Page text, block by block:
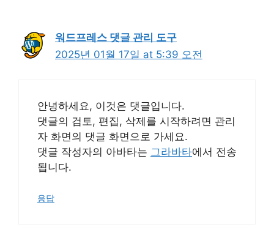
워드프레스 댓글 관리 도구
2025년 01월 17일 at 5:39 오전
안녕하세요, 이것은 댓글입니다.
댓글의 검토, 편집, 삭제를 시작하려면 관리
자 화면의 댓글 화면으로 가세요.
댓글 작성자의 아바타는 그라바타에서 전송
됩니다.
응답